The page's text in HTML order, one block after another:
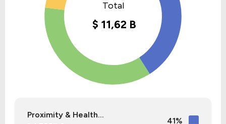
Proximity & Health...
41%